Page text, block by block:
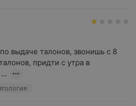
выдаче талонов, звонишь с 8
придти с утра в